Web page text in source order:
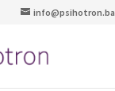
info@psihotron.ba